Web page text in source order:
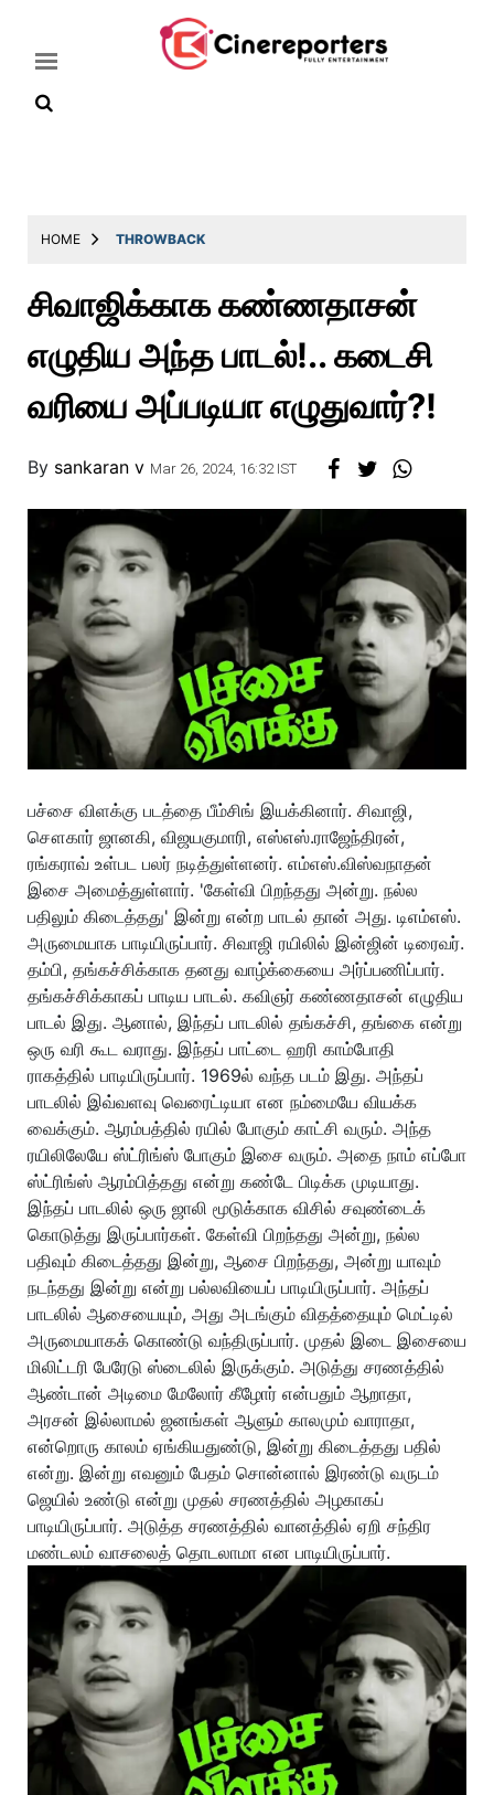
Latest
Throwback
Television
Photos
Story
HOME THROWBACK
சிவாஜிக்காக கண்ணதாசன்
எழுதிய அந்த பாடல்!.. கடைசி
வரியை அப்படியா எழுதுவார்?!
By sankaran v Mar 26, 2024, 16:32 IST
பச்சை விளக்கு படத்தை பீம்சிங் இயக்கினார். சிவாஜி,
சௌகார் ஜானகி, விஜயகுமாரி, எஸ்எஸ்.ராஜேந்திரன்,
ரங்கராவ் உள்பட பலர் நடித்துள்ளனர். எம்எஸ்.விஸ்வநாதன்
இசை அமைத்துள்ளார். 'கேள்வி பிறந்தது அன்று. நல்ல
பதிலும் கிடைத்தது' இன்று என்ற பாடல் தான் அது. டிஎம்எஸ்.
அருமையாக பாடியிருப்பார். சிவாஜி ரயிலில் இன்ஜின் டிரைவர்.
தம்பி, தங்கச்சிக்காக தனது வாழ்க்கையை அர்ப்பணிப்பார்.
தங்கச்சிக்காகப் பாடிய பாடல். கவிஞர் கண்ணதாசன் எழுதிய
பாடல் இது. ஆனால், இந்தப் பாடலில் தங்கச்சி, தங்கை என்று
ஒரு வரி கூட வராது. இந்தப் பாட்டை ஹரி காம்போதி
ராகத்தில் பாடியிருப்பார். 1969ல் வந்த படம் இது. அந்தப்
பாடலில் இவ்வளவு வெரைட்டியா என நம்மையே வியக்க
வைக்கும். ஆரம்பத்தில் ரயில் போகும் காட்சி வரும். அந்த
ரயிலிலேயே ஸ்ட்ரிங்ஸ் போகும் இசை வரும். அதை நாம் எப்போ
ஸ்ட்ரிங்ஸ் ஆரம்பித்தது என்று கண்டே பிடிக்க முடியாது.
இந்தப் பாடலில் ஒரு ஜாலி மூடுக்காக விசில் சவுண்டைக்
கொடுத்து இருப்பார்கள். கேள்வி பிறந்தது அன்று, நல்ல
பதிவும் கிடைத்தது இன்று, ஆசை பிறந்தது, அன்று யாவும்
நடந்தது இன்று என்று பல்லவியைப் பாடியிருப்பார். அந்தப்
பாடலில் ஆசையையும், அது அடங்கும் விதத்தையும் மெட்டில்
அருமையாகக் கொண்டு வந்திருப்பார். முதல் இடை இசையை
மிலிட்டரி பேரேடு ஸ்டைலில் இருக்கும். அடுத்து சரணத்தில்
ஆண்டான் அடிமை மேலோர் கீழோர் என்பதும் ஆறாதா,
அரசன் இல்லாமல் ஜனங்கள் ஆளும் காலமும் வாராதா,
என்றொரு காலம் ஏங்கியதுண்டு, இன்று கிடைத்தது பதில்
என்று. இன்று எவனும் பேதம் சொன்னால் இரண்டு வருடம்
ஜெயில் உண்டு என்று முதல் சரணத்தில் அழகாகப்
பாடியிருப்பார். அடுத்த சரணத்தில் வானத்தில் ஏறி சந்திர
மண்டலம் வாசலைத் தொடலாமா என பாடியிருப்பார்.